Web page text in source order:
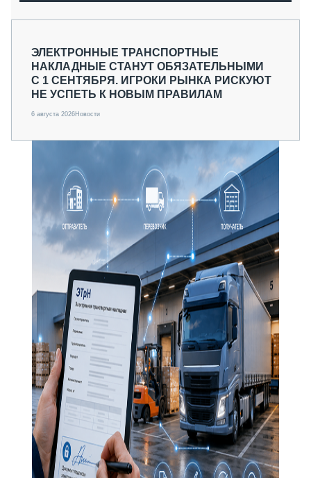
ЭЛЕКТРОННЫЕ ТРАНСПОРТНЫЕ
НАКЛАДНЫЕ СТАНУТ ОБЯЗАТЕЛЬНЫМИ
С 1 СЕНТЯБРЯ. ИГРОКИ РЫНКА РИСКУЮТ
НЕ УСПЕТЬ К НОВЫМ ПРАВИЛАМ
6 августа 2026Новости